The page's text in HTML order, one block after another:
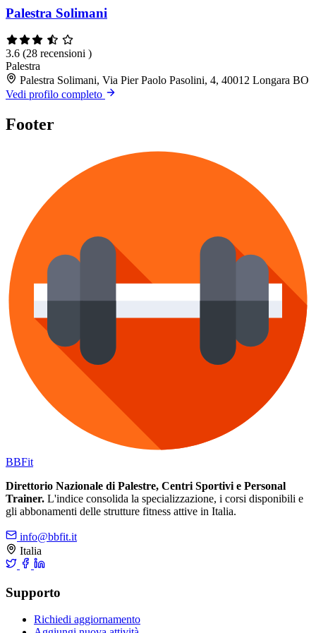
Palestra Solimani
3.6 (28 recensioni )
Palestra
Palestra Solimani, Via Pier Paolo Pasolini, 4, 40012 Longara BO
Vedi profilo completo
Footer
BBFit
Direttorio Nazionale di Palestre, Centri Sportivi e Personal
Trainer. L'indice consolida la specializzazione, i corsi disponibili e
gli abbonamenti delle strutture fitness attive in Italia.
info@bbfit.it
Italia
Supporto
Richiedi aggiornamento